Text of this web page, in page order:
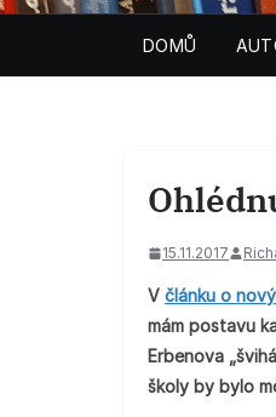
DOMŮ
15.11.2017
V článku o
mám postavu
Erbenova
školy by bylo